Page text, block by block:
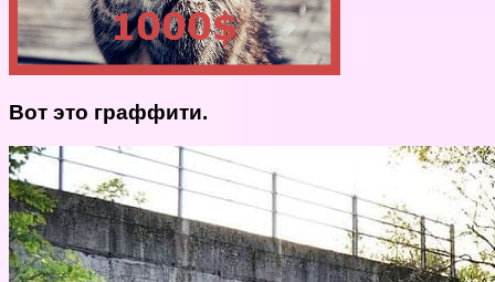
Вот это граффити.